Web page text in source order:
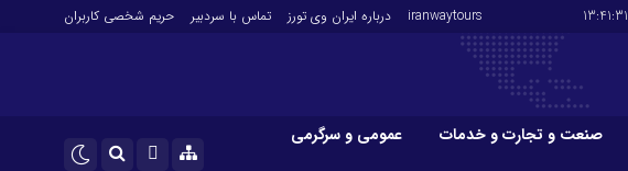
13:41:32
iranwaytours درباره ایران وی تورز تماس با سردبیر حریم شخصی کاربران
صنعت و تجارت و خدمات
عمومی و سرگرمی